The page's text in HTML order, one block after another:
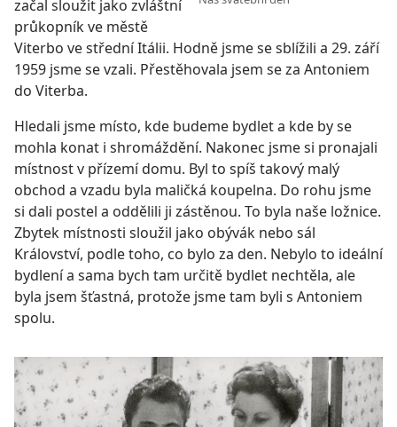
začal sloužit jako zvláštní
průkopník ve městě
Viterbo ve střední Itálii. Hodně jsme se sblížili a 29. září
1959 jsme se vzali. Přestěhovala jsem se za Antoniem
do Viterba.
Hledali jsme místo, kde budeme bydlet a kde by se
mohla konat i shromáždění. Nakonec jsme si pronajali
místnost v přízemí domu. Byl to spíš takový malý
obchod a vzadu byla maličká koupelna. Do rohu jsme
si dali postel a oddělili ji zástěnou. To byla naše ložnice.
Zbytek místnosti sloužil jako obývák nebo sál
Království, podle toho, co bylo za den. Nebylo to ideální
bydlení a sama bych tam určitě bydlet nechtěla, ale
byla jsem šťastná, protože jsme tam byli s Antoniem
spolu.